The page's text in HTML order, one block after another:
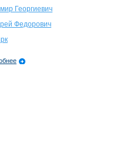
Георгиевич
Федорович